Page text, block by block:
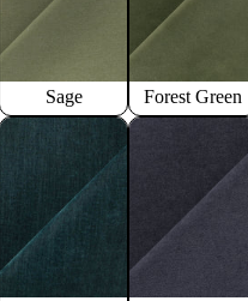
Sage Forest Green